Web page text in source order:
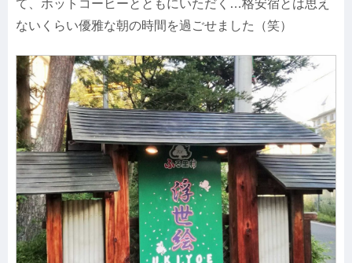
て、ホットコーヒーとともにいただく…格安宿とは思え
ないくらい優雅な朝の時間を過ごせました（笑）